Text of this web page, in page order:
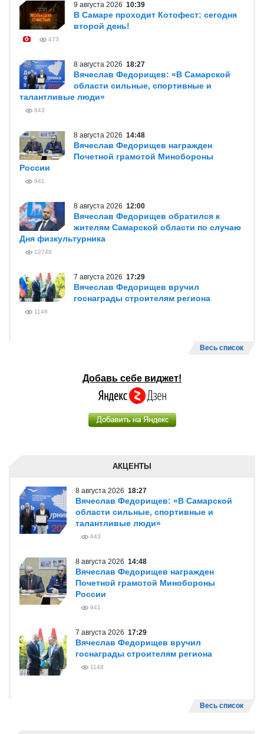
9 августа 2026 10:39
В Самаре проходит Котофест: сегодня
второй день!
473
8 августа 2026 18:27
Вячеслав Федорищев: «В Самарской
области сильные, спортивные и
талантливые люди»
843
8 августа 2026 14:48
Вячеслав Федорищев награжден
Почетной грамотой Минобороны
России
941
8 августа 2026 12:00
Вячеслав Федорищев обратился к
жителям Самарской области по случаю
Дня физкультурника
12748
7 августа 2026 17:29
Вячеслав Федорищев вручил
госнаграды строителям региона
1148
Весь список
Добавь себе виджет!
АКЦЕНТЫ
8 августа 2026 18:27
Вячеслав Федорищев: «В Самарской
области сильные, спортивные и
талантливые люди»
843
8 августа 2026 14:48
Вячеслав Федорищев награжден
Почетной грамотой Минобороны
России
941
7 августа 2026 17:29
Вячеслав Федорищев вручил
госнаграды строителям региона
1148
Весь список